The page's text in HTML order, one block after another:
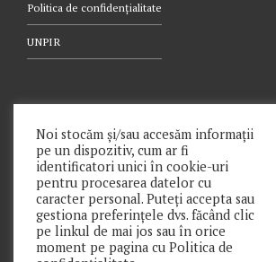
Politica de confidențialitate
UNPIR
021.340.0442
Copyright © Prime Insolv Practice SPRL 2021
Noi stocăm și/sau accesăm informații
pe un dispozitiv, cum ar fi
identificatori unici în cookie-uri
pentru procesarea datelor cu
caracter personal. Puteți accepta sau
gestiona preferințele dvs. făcând clic
pe linkul de mai jos sau în orice
moment pe pagina cu Politica de